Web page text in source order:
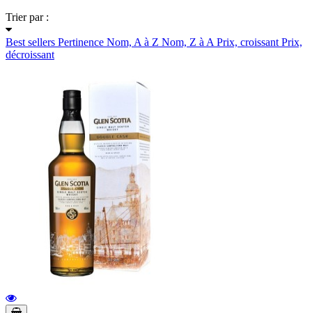
Trier par :
Best sellers Pertinence Nom, A à Z Nom, Z à A Prix, croissant Prix,
décroissant